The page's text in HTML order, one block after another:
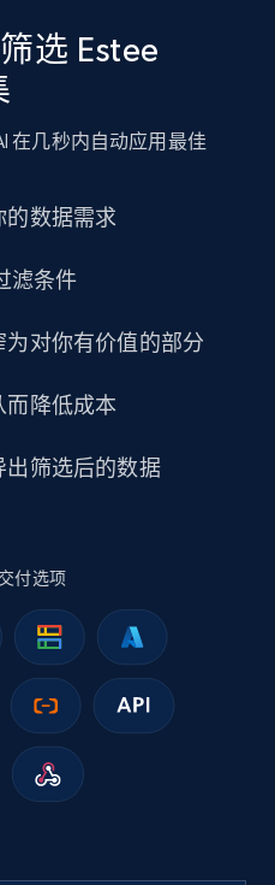
立即购买
Description, Detailed
policy, and more.
立即购买
选 Estee
在几秒内自动应用最佳
的数据需求
滤条件
对你有价值的部分
而降低成本
出筛选后的数据
付选项